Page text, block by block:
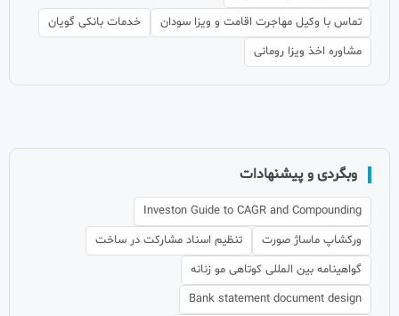
تماس با وکیل مهاجرت اقامت و ویزا سودان
خدمات بانکی گویان
مشاوره اخذ ویزا رومانی
وبگردی و پیشنهادات
Investon Guide to CAGR and Compounding
ورکشاپ ماساژ صورت
تنظیم اسناد مشارکت در ساخت
گواهینامه بین المللی کوتاهی مو زنانه
Bank statement document design